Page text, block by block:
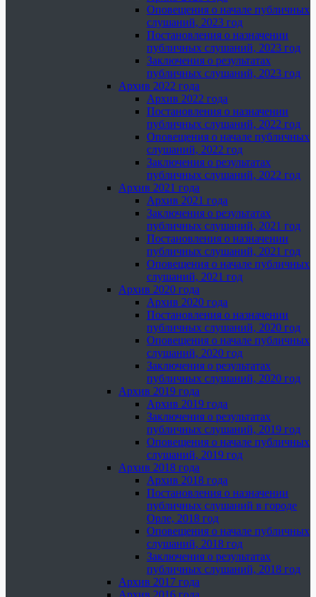
Оповещения о начале публичных
слушаний, 2023 год
Постановления о назначении
публичных слушаний, 2023 год
Заключения о результатах
публичных слушаний, 2023 год
Архив 2022 года
Архив 2022 года
Постановления о назначении
публичных слушаний, 2022 год
Оповещения о начале публичных
слушаний, 2022 год
Заключения о результатах
публичных слушаний, 2022 год
Архив 2021 года
Архив 2021 года
Заключения о результатах
публичных слушаний, 2021 год
Постановления о назначении
публичных слушаний, 2021 год
Оповещения о начале публичных
слушаний, 2021 год
Архив 2020 года
Архив 2020 года
Постановления о назначении
публичных слушаний, 2020 год
Оповещения о начале публичных
слушаний, 2020 год
Заключения о результатах
публичных слушаний, 2020 год
Архив 2019 года
Архив 2019 года
Заключения о результатах
публичных слушаний, 2019 год
Оповещения о начале публичных
слушаний, 2019 год
Архив 2018 года
Архив 2018 года
Постановления о назначении
публичных слушаний в городе
Орле, 2018 год
Оповещения о начале публичных
слушаний, 2018 год
Заключения о результатах
публичных слушаний, 2018 год
Архив 2017 года
Архив 2016 года